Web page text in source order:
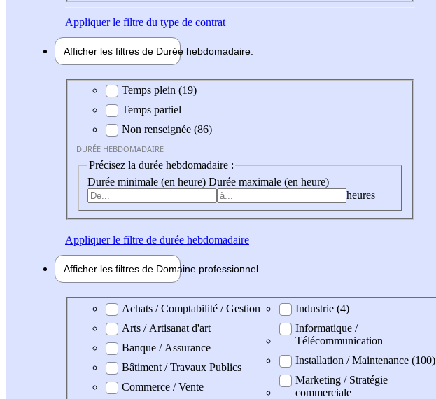
Appliquerle filtre du type de contrat
Afficher les filtres de Durée hebdomadaire
Durée hebdomadaire
Temps plein (19)
Temps partiel
Non renseignée (86)
DURÉE HEBDOMADAIRE
Précisez la durée hebdomadaire :
Durée minimale (en heure) Durée maximale (en heure)
heures
Appliquerle filtre de durée hebdomadaire
Afficher les filtres de Domaine professionnel
Domaine professionel
Achats / Comptabilité / Gestion
Arts / Artisanat d'art
Banque / Assurance
Bâtiment / Travaux Publics
Commerce / Vente
Industrie (4)
Informatique /
Télécommunication
Installation / Maintenance (100)
Marketing / Stratégie
commerciale